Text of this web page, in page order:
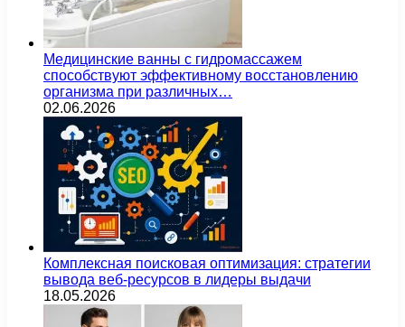
Медицинские ванны с гидромассажем
способствуют эффективному восстановлению
организма при различных…
02.06.2026
Комплексная поисковая оптимизация: стратегии
вывода веб-ресурсов в лидеры выдачи
18.05.2026